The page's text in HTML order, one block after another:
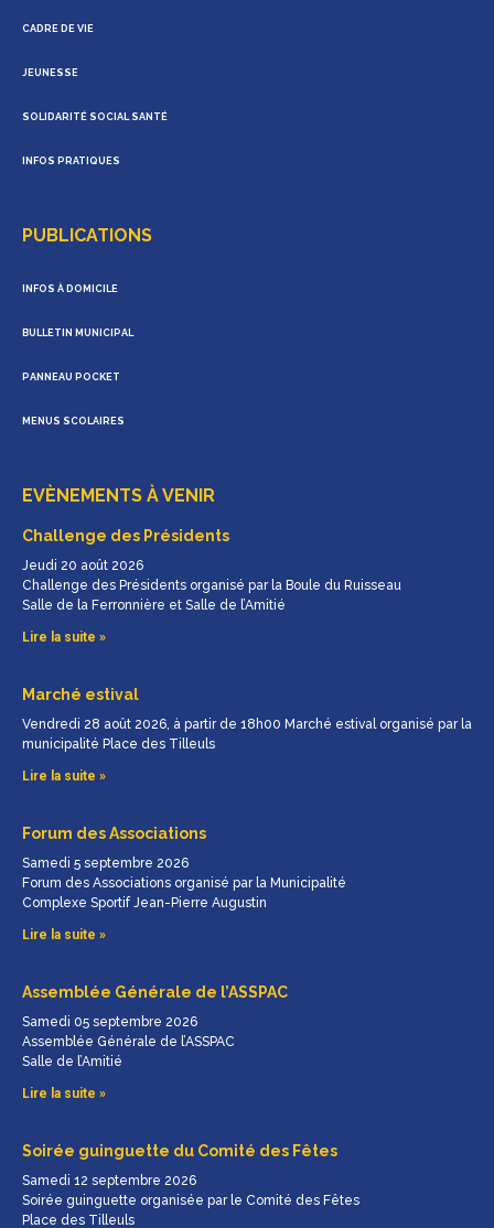
CADRE DE VIE
JEUNESSE
SOLIDARITÉ SOCIAL SANTÉ
INFOS PRATIQUES
PUBLICATIONS
INFOS À DOMICILE
BULLETIN MUNICIPAL
PANNEAU POCKET
MENUS SCOLAIRES
EVÈNEMENTS À VENIR
Challenge des Présidents
Jeudi 20 août 2026
Challenge des Présidents organisé par la Boule du Ruisseau
Salle de la Ferronnière et Salle de l’Amitié
Lire la suite »
Marché estival
Vendredi 28 août 2026, à partir de 18h00 Marché estival organisé par la
municipalité Place des Tilleuls
Lire la suite »
Forum des Associations
Samedi 5 septembre 2026
Forum des Associations organisé par la Municipalité
Complexe Sportif Jean-Pierre Augustin
Lire la suite »
Assemblée Générale de l’ASSPAC
Samedi 05 septembre 2026
Assemblée Générale de l’ASSPAC
Salle de l’Amitié
Lire la suite »
Soirée guinguette du Comité des Fêtes
Samedi 12 septembre 2026
Soirée guinguette organisée par le Comité des Fêtes
Place des Tilleuls